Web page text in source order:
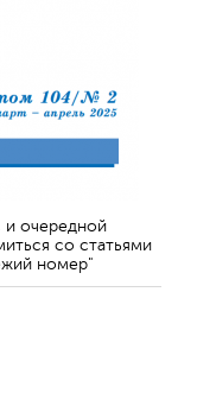
и очередной
со статьями
номер"